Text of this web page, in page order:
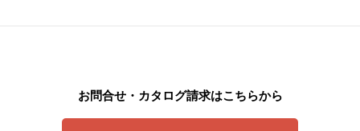
お問合せ・カタログ請求はこちらから